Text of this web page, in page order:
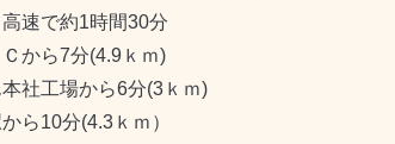
速で約1時間30分
から7分(4.9ｋｍ)
社工場から6分(3ｋｍ)
ら10分(4.3ｋｍ）